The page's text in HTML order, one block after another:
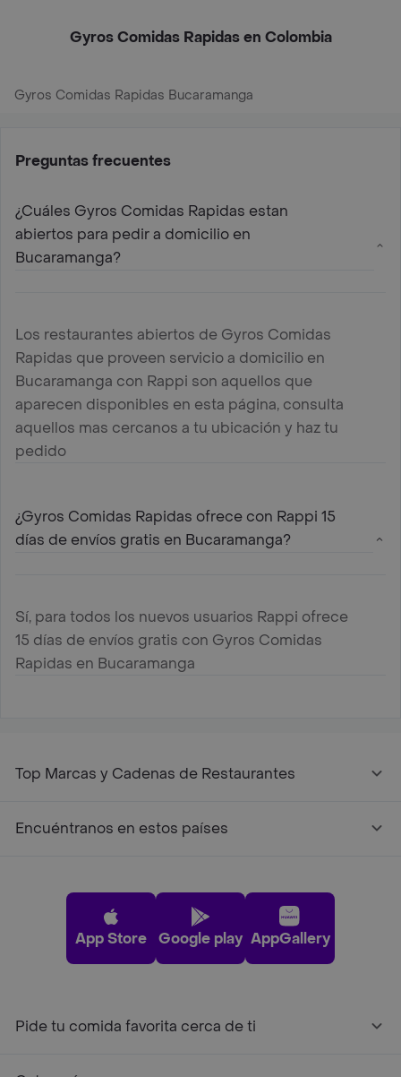
Gyros Comidas Rapidas en Colombia
Gyros Comidas Rapidas Bucaramanga
Preguntas frecuentes
¿Cuáles Gyros Comidas Rapidas estan
abiertos para pedir a domicilio en
Bucaramanga?
Los restaurantes abiertos de Gyros Comidas
Rapidas que proveen servicio a domicilio en
Bucaramanga con Rappi son aquellos que
aparecen disponibles en esta página, consulta
aquellos mas cercanos a tu ubicación y haz tu
pedido
¿Gyros Comidas Rapidas ofrece con Rappi 15
días de envíos gratis en Bucaramanga?
Sí, para todos los nuevos usuarios Rappi ofrece
15 días de envíos gratis con Gyros Comidas
Rapidas en Bucaramanga
Top Marcas y Cadenas de Restaurantes
Encuéntranos en estos países
App Store Google play AppGallery
Pide tu comida favorita cerca de ti